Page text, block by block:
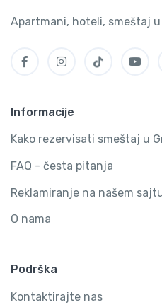
Apartmani, hoteli, smeštaj
Informacije
Kako rezervisati smeštaj u
FAQ - česta pitanja
Reklamiranje na našem
O nama
Podrška
Kontaktirajte nas